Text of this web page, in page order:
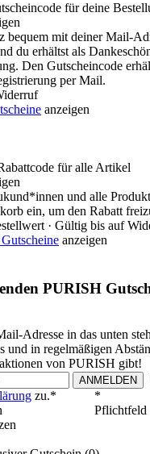
für deine
bequem mit deiner Mail-
du erhältst als
Den Gutscheincode
per Mail.
anzeigen
für alle Artikel
und alle
ein, um den Rabatt
· Gültig bis auf
anzeigen
PURISH
Adresse in das unten
und in regelmäßigen
von PURISH gibt!
ANMELDEN
zu.*
*
Pflichtfeld